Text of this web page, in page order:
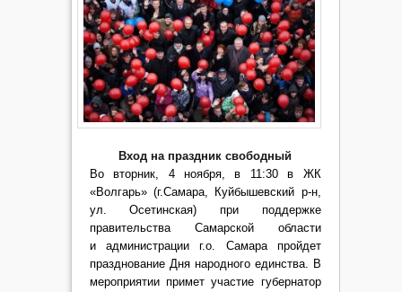
Вход на праздник свободный
Во вторник, 4 ноября, в 11:30 в ЖК
«Волгарь» (г.Самара, Куйбышевский р-н,
ул. Осетинская) при поддержке
правительства Самарской области
и администрации г.о. Самара пройдет
празднование Дня народного единства. В
мероприятии примет участие губернатор